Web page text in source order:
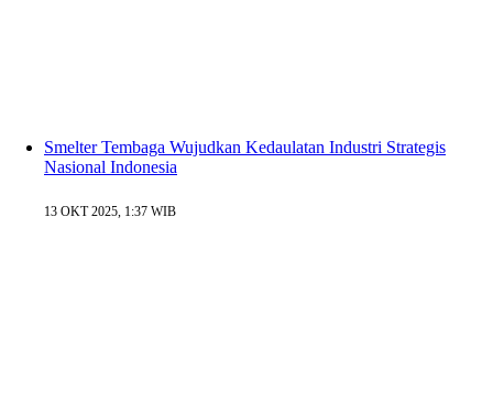
Smelter Tembaga Wujudkan Kedaulatan Industri Strategis
Nasional Indonesia
13 OKT 2025, 1:37 WIB